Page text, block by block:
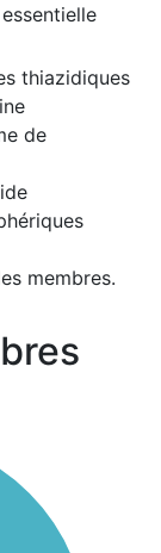
thiazidiques
de
membres.